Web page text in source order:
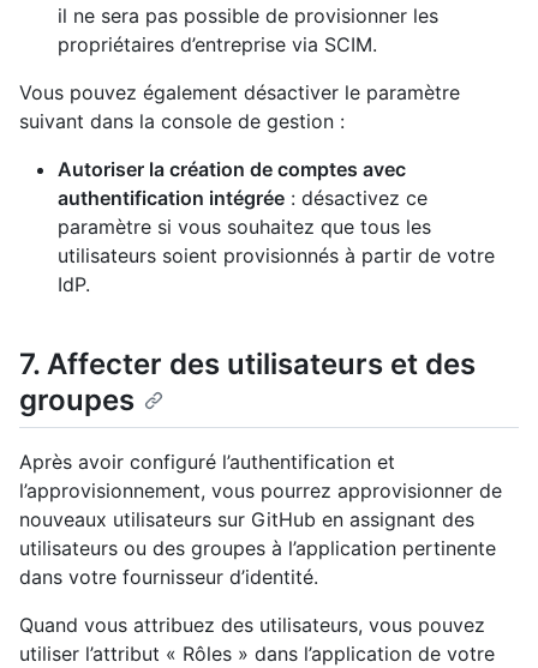
il ne sera pas possible de provisionner les
propriétaires d’entreprise via SCIM.
Vous pouvez également désactiver le paramètre
suivant dans la console de gestion :
Autoriser la création de comptes avec
authentification intégrée : désactivez ce
paramètre si vous souhaitez que tous les
utilisateurs soient provisionnés à partir de votre
IdP.
7. Affecter des utilisateurs et des
groupes
Après avoir configuré l’authentification et
l’approvisionnement, vous pourrez approvisionner de
nouveaux utilisateurs sur GitHub en assignant des
utilisateurs ou des groupes à l’application pertinente
dans votre fournisseur d’identité.
Quand vous attribuez des utilisateurs, vous pouvez
utiliser l’attribut « Rôles » dans l’application de votre